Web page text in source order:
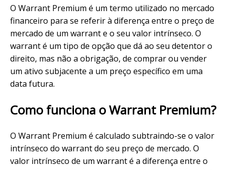
O Warrant Premium é um termo utilizado no mercado
financeiro para se referir à diferença entre o preço de
mercado de um warrant e o seu valor intrínseco. O
warrant é um tipo de opção que dá ao seu detentor o
direito, mas não a obrigação, de comprar ou vender
um ativo subjacente a um preço específico em uma
data futura.
Como funciona o Warrant Premium?
O Warrant Premium é calculado subtraindo-se o valor
intrínseco do warrant do seu preço de mercado. O
valor intrínseco de um warrant é a diferença entre o